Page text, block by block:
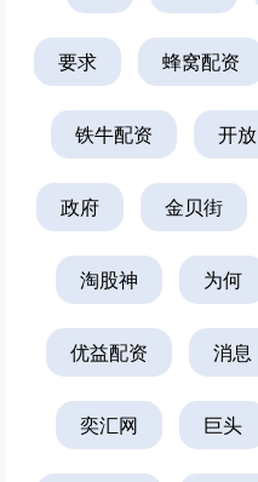
要求 蜂窝配资
铁牛配资 开放
政府 金贝街
淘股神 为何
优益配资 消息
奕汇网 巨头